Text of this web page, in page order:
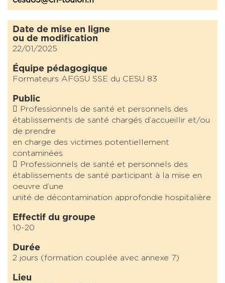
Date de mise en ligne
ou de modification
22/01/2025
Équipe pédagogique
Formateurs AFGSU SSE du CESU 83
Public
 Professionnels de santé et personnels des
établissements de santé chargés d’accueillir et/ou
de prendre
en charge des victimes potentiellement
contaminées
 Professionnels de santé et personnels des
établissements de santé participant à la mise en
oeuvre d’une
unité de décontamination approfondie hospitalière
Effectif du groupe
10-20
Durée
2 jours (formation couplée avec annexe 7)
Lieu